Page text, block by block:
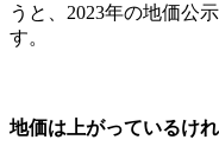
うと、2023年の地価公
す。
地価は上がっているけ